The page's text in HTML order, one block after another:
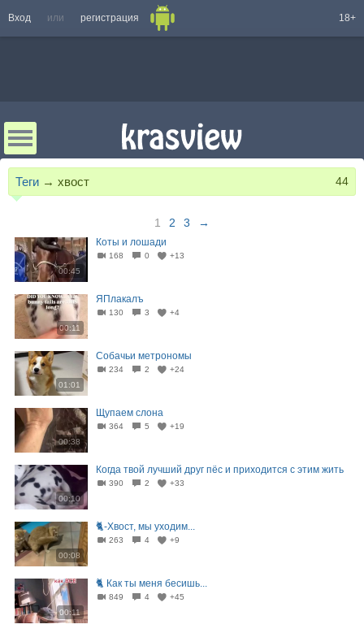
Вход или регистрация 18+
Теги → хвост 44
1 2 3 →
00:45
Коты и лошади
168 0 +13
00:11
ЯПлакалъ
130 3 +4
01:01
Собачьи метрономы
234 2 +24
00:38
Щупаем слона
364 5 +19
00:10
Когда твой лучший друг пёс и приходится с этим жить
390 2 +33
00:08
🐈-Хвост, мы уходим...
263 4 +9
00:11
🐈 Как ты меня бесишь...
849 4 +45